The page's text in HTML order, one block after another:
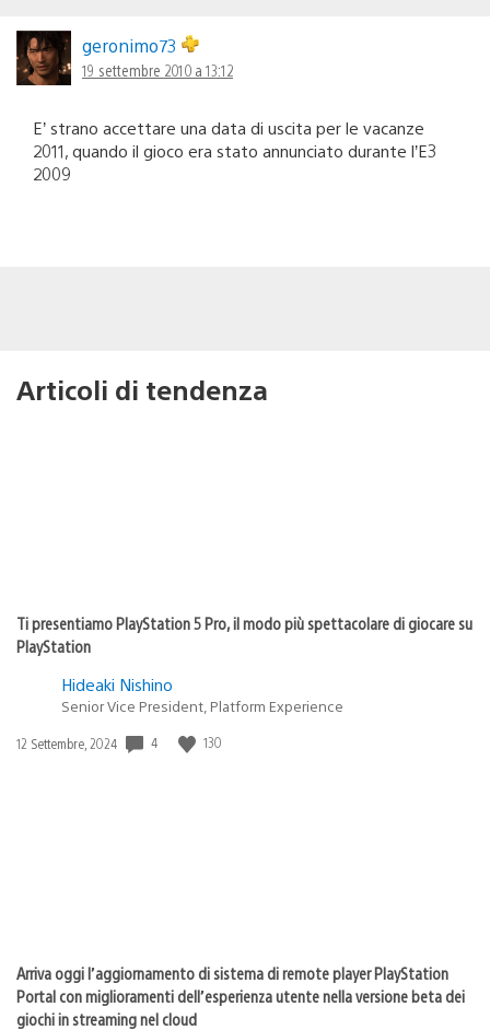
geronimo73
19 settembre 2010 a 13:12
E’ strano accettare una data di uscita per le vacanze
2011, quando il gioco era stato annunciato durante l’E3
2009
Articoli di tendenza
Ti presentiamo PlayStation 5 Pro, il modo più spettacolare di giocare su
PlayStation
Hideaki Nishino
Senior Vice President, Platform Experience
Data
12 Settembre, 2024 4 130
Arriva oggi l’aggiornamento di sistema di remote player PlayStation
Portal con miglioramenti dell’esperienza utente nella versione beta dei
giochi in streaming nel cloud